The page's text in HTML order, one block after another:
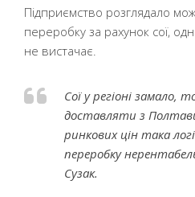
Підприємство розглядало
переробку за рахунок сої,
не вистачає.
Сої у регіоні замало,
доставляти з
ринкових цін така
переробку
Сузак.